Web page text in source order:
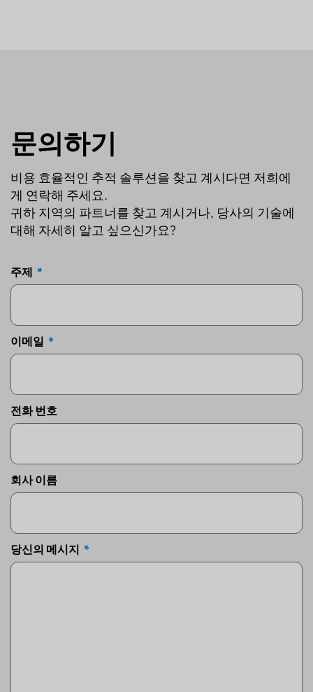
문의하기
비용 효율적인 추적 솔루션을 찾고 계시다면 저희에
게 연락해 주세요.
귀하 지역의 파트너를 찾고 계시거나, 당사의 기술에
대해 자세히 알고 싶으신가요?
주제
이메일
전화 번호
회사 이름
당신의 메시지